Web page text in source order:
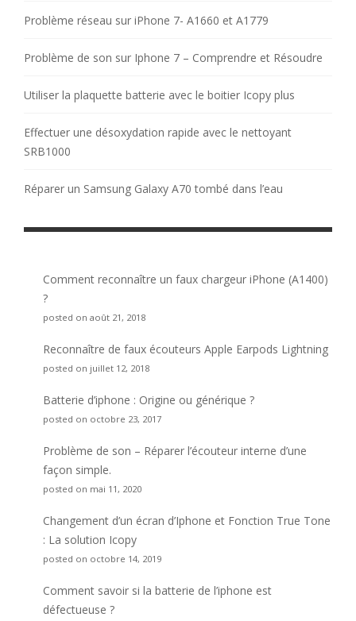
Problème réseau sur iPhone 7- A1660 et A1779
Problème de son sur Iphone 7 – Comprendre et Résoudre
Utiliser la plaquette batterie avec le boitier Icopy plus
Effectuer une désoxydation rapide avec le nettoyant
SRB1000
Réparer un Samsung Galaxy A70 tombé dans l’eau
Comment reconnaître un faux chargeur iPhone (A1400)
?
posted on août 21, 2018
Reconnaître de faux écouteurs Apple Earpods Lightning
posted on juillet 12, 2018
Batterie d’iphone : Origine ou générique ?
posted on octobre 23, 2017
Problème de son – Réparer l’écouteur interne d’une
façon simple.
posted on mai 11, 2020
Changement d’un écran d’Iphone et Fonction True Tone
: La solution Icopy
posted on octobre 14, 2019
Comment savoir si la batterie de l’iphone est
défectueuse ?